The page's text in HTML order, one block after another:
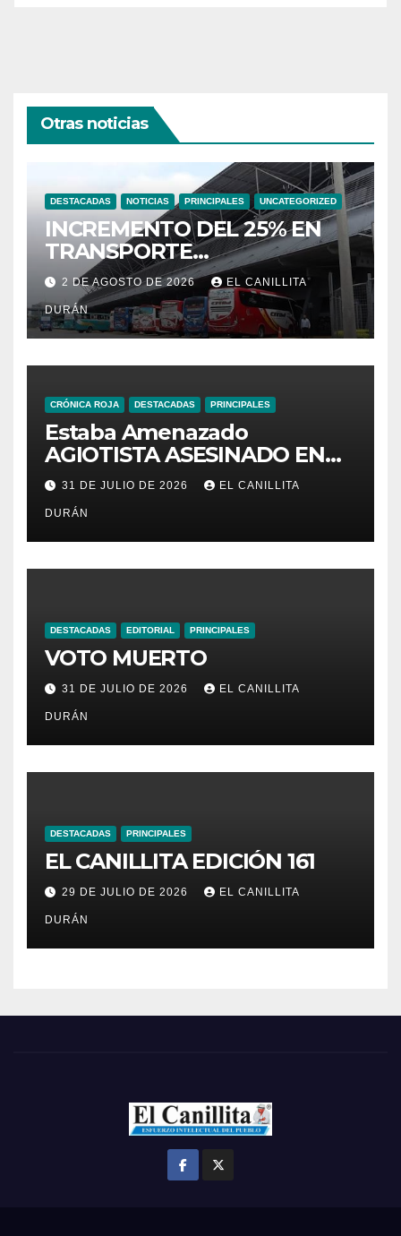
Otras noticias
DESTACADAS NOTICIAS PRINCIPALES UNCATEGORIZED
INCREMENTO DEL 25% EN
TRANSPORTE
INTERPROVINCIAL NO
INCLUYE A TRANPORTISTAS
URBANOS
INTERCANTONALES.
2 DE AGOSTO DE 2026 EL CANILLITA
DURÁN
CRÓNICA ROJA DESTACADAS PRINCIPALES
Estaba Amenazado
AGIOTISTA ASESINADO EN
SU NEGOCIO
31 DE JULIO DE 2026 EL CANILLITA
DURÁN
DESTACADAS EDITORIAL PRINCIPALES
VOTO MUERTO
31 DE JULIO DE 2026 EL CANILLITA
DURÁN
DESTACADAS PRINCIPALES
EL CANILLITA EDICIÓN 161
29 DE JULIO DE 2026 EL CANILLITA
DURÁN